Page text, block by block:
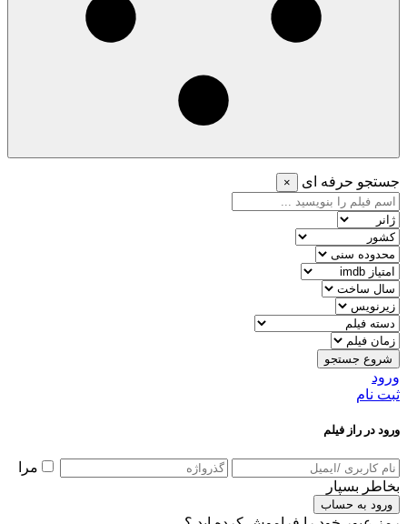
جستجو حرفه ای ×
شروع جستجو
ورود
ثبت نام
ورود در راز فیلم
مرا
بخاطر بسپار
ورود به حساب